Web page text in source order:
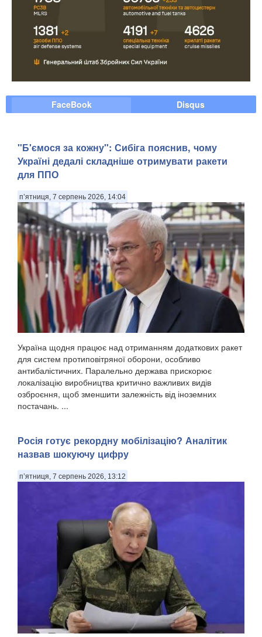
FaceBook Disqus
"Б'ємося за кожну": Сибіга пояснив, чому
Україні дедалі складніше отримувати ракети
для ППО
п’ятниця, 7 серпень 2026, 14:04
Україна щодня працює над отриманням додаткових ракет
для систем протиповітряної оборони, особливо
антибалістичних. Паралельно держава прискорює
локалізацію виробництва критично важливих видів
озброєння, щоб зменшити залежність від іноземних
постачань. ...
Росія готує рекордну мобілізацію? Аналітик
назвав шокуючу цифру
п’ятниця, 7 серпень 2026, 13:12